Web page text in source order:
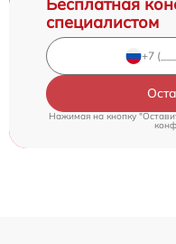
специалистом
Нажимая на кнопку